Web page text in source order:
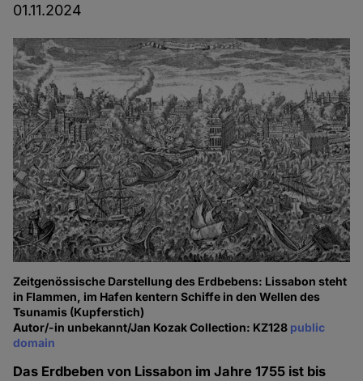
01.11.2024
Zeitgenössische Darstellung des Erdbebens: Lissabon steht
in Flammen, im Hafen kentern Schiffe in den Wellen des
Tsunamis (Kupferstich)
Autor/-in unbekannt/Jan Kozak Collection: KZ128 public
domain
Das Erdbeben von Lissabon im Jahre 1755 ist bis